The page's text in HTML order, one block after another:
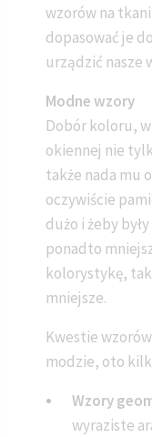
wzorów na
dopasować je
urządzić nasze
Modne wzory
Dobór koloru,
okiennej nie
także nada mu
oczywiście
dużo i żeby
ponadto
kolorystykę,
mniejsze.
Kwestie
modzie, oto
Wzory
wyraziste